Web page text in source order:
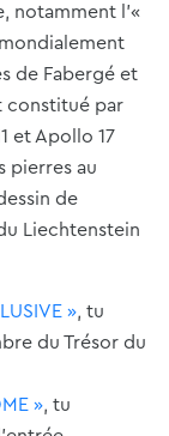
notamment l'«
de Fabergé et
constitué par
et Apollo 17
pierres au
de
Liechtenstein
», tu
du Trésor du
», tu